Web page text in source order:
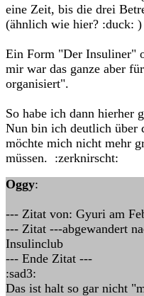
eine Zeit, bis die drei
(ähnlich wie hier? :duck: )
Ein Form "Der Insuliner"
mir war das ganze aber
organisiert".
So habe ich dann hierher
Nun bin ich deutlich über
möchte mich nicht mehr
müssen. :zerknirscht:
Oggy:
--- Zitat von: Gyuri am
--- Zitat ---abgewandert
Insulinclub
--- Ende Zitat ---
:sad3:
Das ist halt so gar nicht